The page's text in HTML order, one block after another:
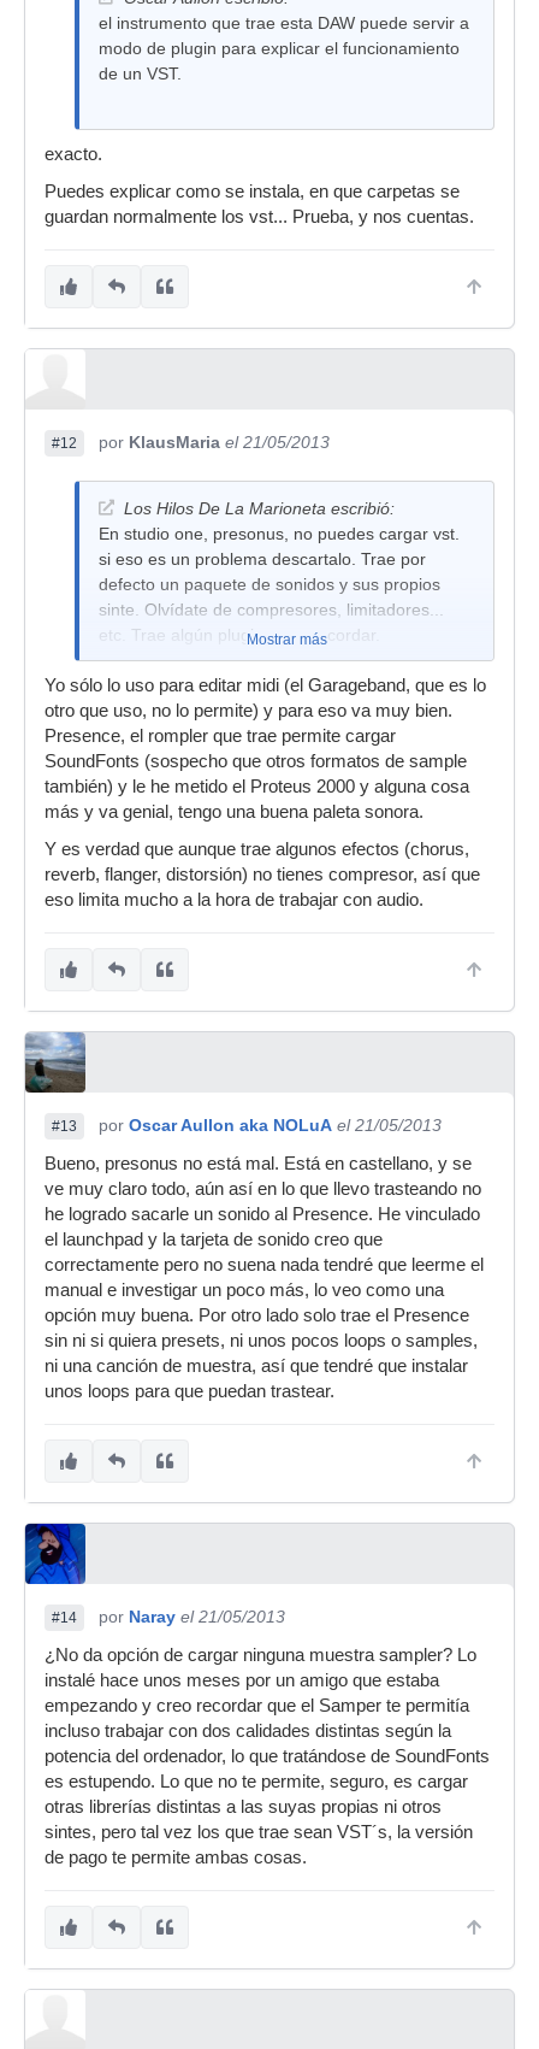
el instrumento que trae esta DAW puede servir a
modo de plugin para explicar el funcionamiento
de un VST.
exacto.
Puedes explicar como se instala, en que carpetas se
guardan normalmente los vst... Prueba, y nos cuentas.
#12 por KlausMaria el 21/05/2013
Los Hilos De La Marioneta escribió:
En studio one, presonus, no puedes cargar vst.
si eso es un problema descartalo. Trae por
defecto un paquete de sonidos y sus propios
sinte. Olvídate de compresores, limitadores...
etc. Trae algún plugin, creo recordar.
Mostrar más
Yo sólo lo uso para editar midi (el Garageband, que es lo
otro que uso, no lo permite) y para eso va muy bien.
Presence, el rompler que trae permite cargar
SoundFonts (sospecho que otros formatos de sample
también) y le he metido el Proteus 2000 y alguna cosa
más y va genial, tengo una buena paleta sonora.
Y es verdad que aunque trae algunos efectos (chorus,
reverb, flanger, distorsión) no tienes compresor, así que
eso limita mucho a la hora de trabajar con audio.
#13 por Oscar Aullon aka NOLuA el 21/05/2013
Bueno, presonus no está mal. Está en castellano, y se
ve muy claro todo, aún así en lo que llevo trasteando no
he logrado sacarle un sonido al Presence. He vinculado
el launchpad y la tarjeta de sonido creo que
correctamente pero no suena nada tendré que leerme el
manual e investigar un poco más, lo veo como una
opción muy buena. Por otro lado solo trae el Presence
sin ni si quiera presets, ni unos pocos loops o samples,
ni una canción de muestra, así que tendré que instalar
unos loops para que puedan trastear.
#14 por Naray el 21/05/2013
¿No da opción de cargar ninguna muestra sampler? Lo
instalé hace unos meses por un amigo que estaba
empezando y creo recordar que el Samper te permitía
incluso trabajar con dos calidades distintas según la
potencia del ordenador, lo que tratándose de SoundFonts
es estupendo. Lo que no te permite, seguro, es cargar
otras librerías distintas a las suyas propias ni otros
sintes, pero tal vez los que trae sean VST´s, la versión
de pago te permite ambas cosas.